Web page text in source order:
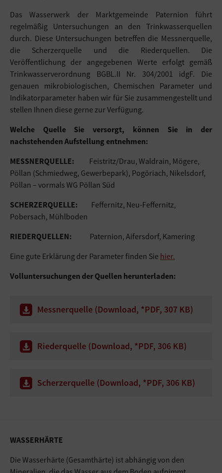
Das Wasserwerk der Marktgemeinde Paternion führt
regelmäßig Untersuchungen an den Trinkwasserquellen
durch. Diese Untersuchungen betreffen die Messnerquelle,
die Scherzerquelle und die Riederquellen. Die
Veröffentlichung der angegebenen Werte erfolgt gemäß
Trinkwasserverordnung BGBL.II Nr. 304/2001 idgF. Die
genauen mikrobiologischen, Chemischen Parameter und
Indikatorparameter haben wir für Sie zusammengestellt und
stellen Ihnen diese gerne zur Verfügung.
Welche Quelle Sie versorgt, können Sie in der
nachstehenden Aufstellung entnehmen:
MESSNERQUELLE: Feistritz/Drau, Waldrain, Mögere,
Pöllan (Schmiedweg, Gewerbepark), Pogöriach, Nikelsdorf,
Pöllan – vormals WG Pöllan Süd
SCHERZERQUELLE:
Feffernitz, Neu-Feffernitz,
Pobersach, Mühlboden
RIEDERQUELLEN: Paternion, Aifersdorf, Kamering
Eine gute Erklärung der Parameter finden Sie hier.
Volluntersuchungen der Quellen herunterladen:
Messnerquelle (Download, *PDF, 307 KB)
Riederquelle (Download, *PDF, 306 KB)
Scherzerquelle (Download, *PDF, 306 KB)
WASSERHÄRTE
Die Wasserhärte (Gesamthärte) ist abhängig von den